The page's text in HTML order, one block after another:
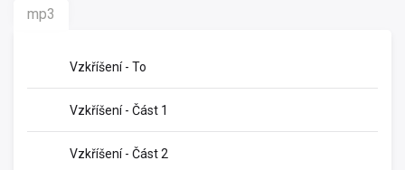
mp3
Vzkříšení - To
Vzkříšení - Část 1
Vzkříšení - Část 2